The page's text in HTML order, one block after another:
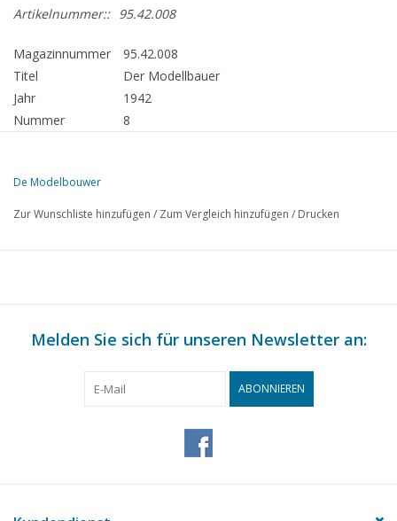
Artikelnummer:: 95.42.008
Magazinnummer
95.42.008
Titel
Der Modellbauer
Jahr
1942
Nummer
8
118
Der Bau einer Modelleisenbahnanlage.
Das Bemalen von Eisenbahnmodellen.
Gewindeschneiden auf der Drehbank.
De Modelbouwer
Zur Wunschliste hinzufügen / Zum Vergleich hinzufügen / Drucken
Melden Sie sich für unseren Newsletter an:
ABONNIEREN